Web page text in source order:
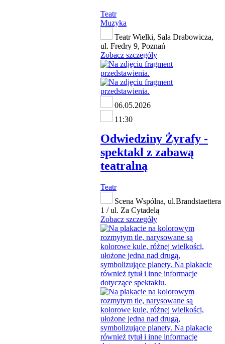
Teatr
Muzyka
Teatr Wielki, Sala Drabowicza,
ul. Fredry 9, Poznań
Zobacz szczegóły
06.05.2026
11:30
Odwiedziny Żyrafy -
spektakl z zabawą
teatralną
Teatr
Scena Wspólna, ul.Brandstaettera
1 / ul. Za Cytadelą
Zobacz szczegóły